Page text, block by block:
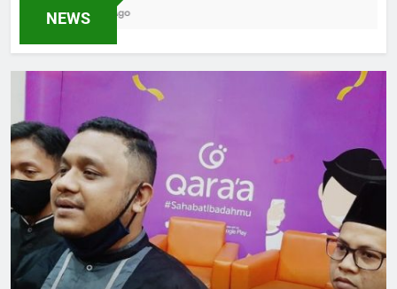
NEWS
4 Months Ago